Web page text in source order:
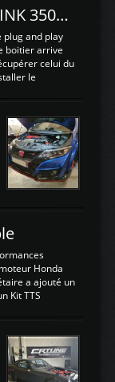
Test du boitier LINK 350Z Plugin ECU
and play
boitier arrive
celui du
le
large bande
deepfake
sur
pour
est une
variable d'un
Honda
a ajouté un
Kit TTS
son moteur:
300Cv sans
Hondata
le réglage